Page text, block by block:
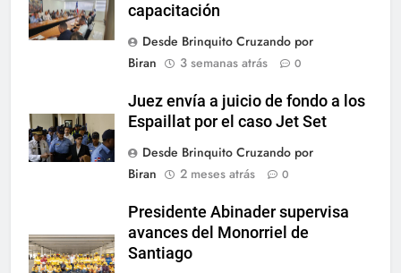
capacitación
Desde Brinquito Cruzando por
Biran
3 semanas atrás 0
Juez envía a juicio de fondo a los
Espaillat por el caso Jet Set
Desde Brinquito Cruzando por
Biran
2 meses atrás 0
Presidente Abinader supervisa
avances del Monorriel de
Santiago